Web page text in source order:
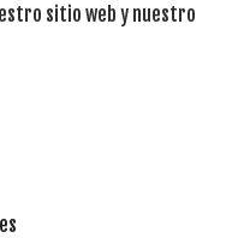
sitio web y nuestro